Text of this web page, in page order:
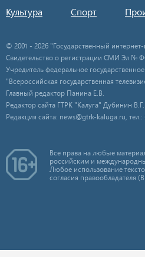
Культура
Спорт
© 2001 - 2026 "Государственный
Свидетельство о регистрации СМИ Эл №
Учредитель федеральное
"Всероссийская государственная
Главный редактор Панина Е.В.
Редактор сайта ГТРК "Калуга" Дубинин В.Г.
Редакция сайта: news@gtrk-kaluga.ru,
Все права на любые
российским и
Любое использование
согласия правообладателя